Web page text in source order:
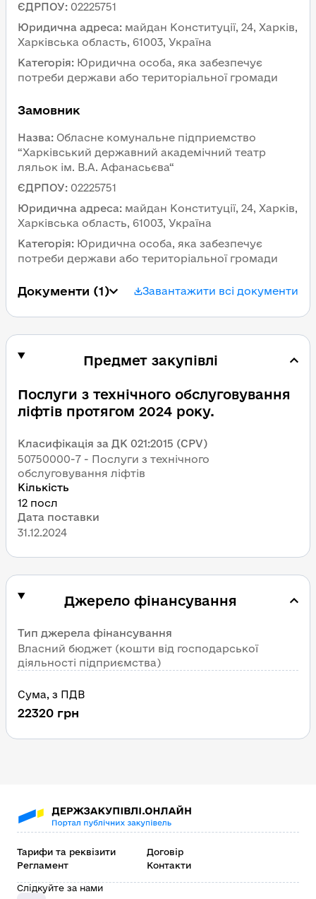
ЄДРПОУ: 02225751
Юридична адреса: майдан Конституції, 24, Харків,
Харківська область, 61003, Україна
Категорія: Юридична особа, яка забезпечує
потреби держави або територіальної громади
Замовник
Назва: Обласне комунальне підприемство
“Харківський державний академічний театр
ляльок ім. В.А. Афанасьєва“
ЄДРПОУ: 02225751
Юридична адреса: майдан Конституції, 24, Харків,
Харківська область, 61003, Україна
Категорія: Юридична особа, яка забезпечує
потреби держави або територіальної громади
Документи (1) Завантажити всі документи
Предмет закупівлі
Послуги з технічного обслуговування
ліфтів протягом 2024 року.
Класифікація за ДК 021:2015 (CPV)
50750000-7 - Послуги з технічного
обслуговування ліфтів
Кількість
12 посл
Дата поставки
31.12.2024
Джерело фінансування
Тип джерела фінансування
Власний бюджет (кошти від господарської
діяльності підприємства)
Сума, з ПДВ
22320 грн
Тарифи та реквізити
Договір
Регламент
Контакти
Слідкуйте за нами